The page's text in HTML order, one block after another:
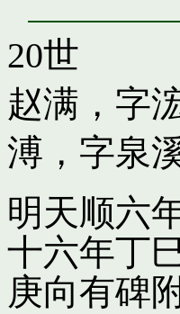
20世
赵满，字
溥，字泉
明天顺六
十六年丁
庚向有碑